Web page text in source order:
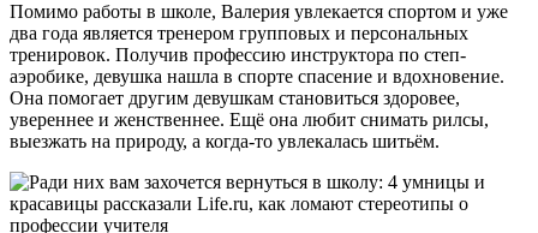
Помимо работы в школе, Валерия увлекается спортом и уже
два года является тренером групповых и персональных
тренировок. Получив профессию инструктора по степ-
аэробике, девушка нашла в спорте спасение и вдохновение.
Она помогает другим девушкам становиться здоровее,
увереннее и женственнее. Ещё она любит снимать рилсы,
выезжать на природу, а когда-то увлекалась шитьём.